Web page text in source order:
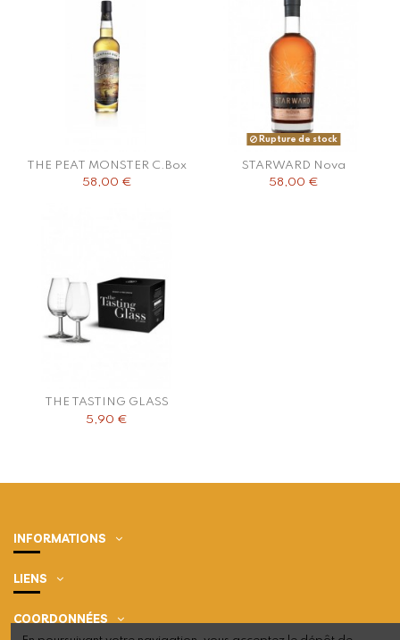
THE PEAT MONSTER C.Box
58,00 €
Rupture de stock
STARWARD Nova
58,00 €
THE TASTING GLASS
5,90 €
INFORMATIONS
LIENS
COORDONNÉES